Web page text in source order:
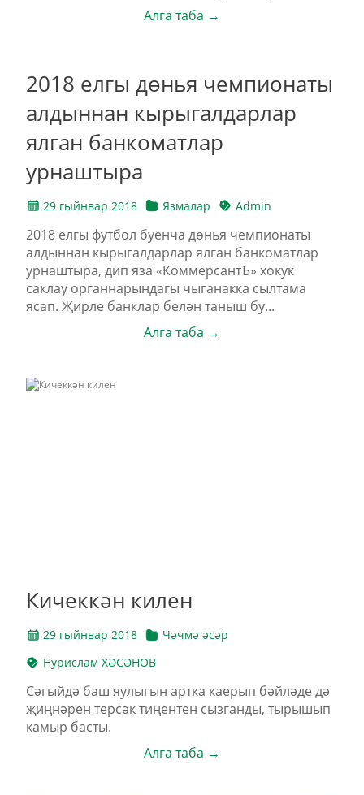
Алга таба →
2018 елгы дөнья чемпионаты
алдыннан кырыгалдарлар
ялган банкоматлар
урнаштыра
29 гыйнвар 2018 Язмалар Admin
2018 елгы футбол буенча дөнья чемпионаты
алдыннан кырыгалдарлар ялган банкоматлар
урнаштыра, дип яза «КоммерсантЪ» хокук
саклау органнарындагы чыганакка сылтама
ясап. Җирле банклар белән таныш бу...
Алга таба →
Кичеккән килен
29 гыйнвар 2018
Чәчмә әсәр
Нурислам ХӘСӘНОВ
Сәгыйдә баш яулыгын артка каерып бәйләде дә
җиңнәрен терсәк тиңентен сызганды, тырышып
камыр басты.
Алга таба →